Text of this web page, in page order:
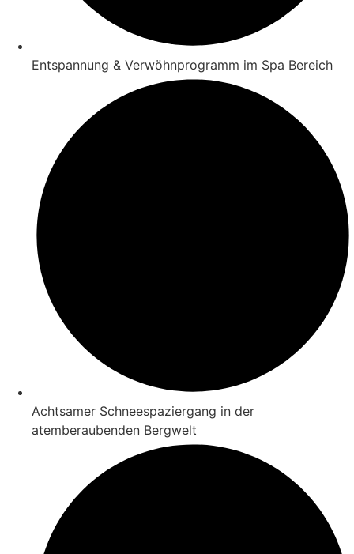
Entspannung & Verwöhnprogramm im Spa Bereich
Achtsamer Schneespaziergang in der
atemberaubenden Bergwelt